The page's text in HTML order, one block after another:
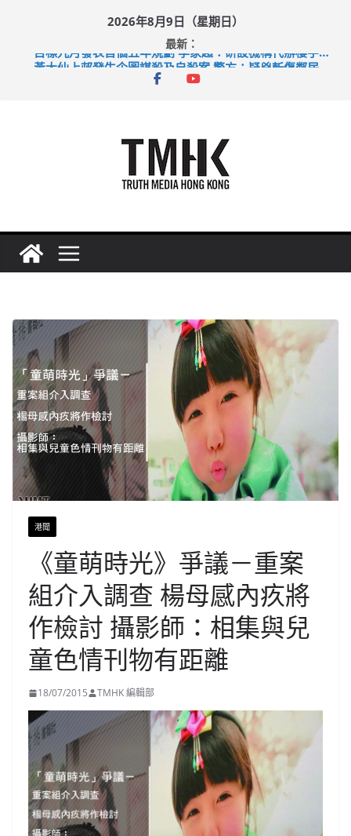
content
2026年8月9日（星期日）
最新：
目標九月發表首個五年規劃 李家超：研設機構代辦樓宇維修
港聞
《童萌時光》爭議－重案
組介入調查 楊母感內疚將
作檢討 攝影師：相集與兒
童色情刊物有距離
18/07/2015 TMHK 編輯部